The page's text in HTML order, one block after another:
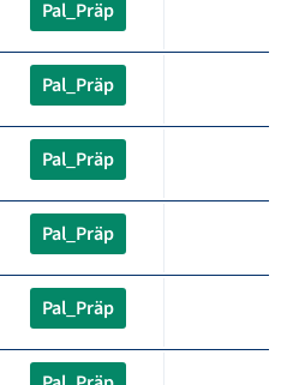
Pal_Präp
Pal_Präp
Pal_Präp
Pal_Präp
Pal_Präp